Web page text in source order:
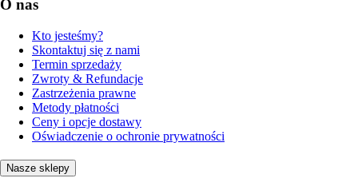
O nas
Kto jesteśmy?
Skontaktuj się z nami
Termin sprzedaży
Zwroty & Refundacje
Zastrzeżenia prawne
Metody płatności
Ceny i opcje dostawy
Oświadczenie o ochronie prywatności
Nasze sklepy